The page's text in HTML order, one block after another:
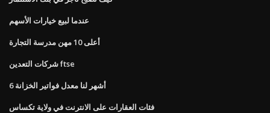
عندما لبيع خيارات الأسهم
أعلى 10 مهن مدرسة التجارة
شركات التعدين ftse
6 أشهر لنا معدل فواتير الخزانة
فئات العقارات على الانترنت في ولاية تكساس